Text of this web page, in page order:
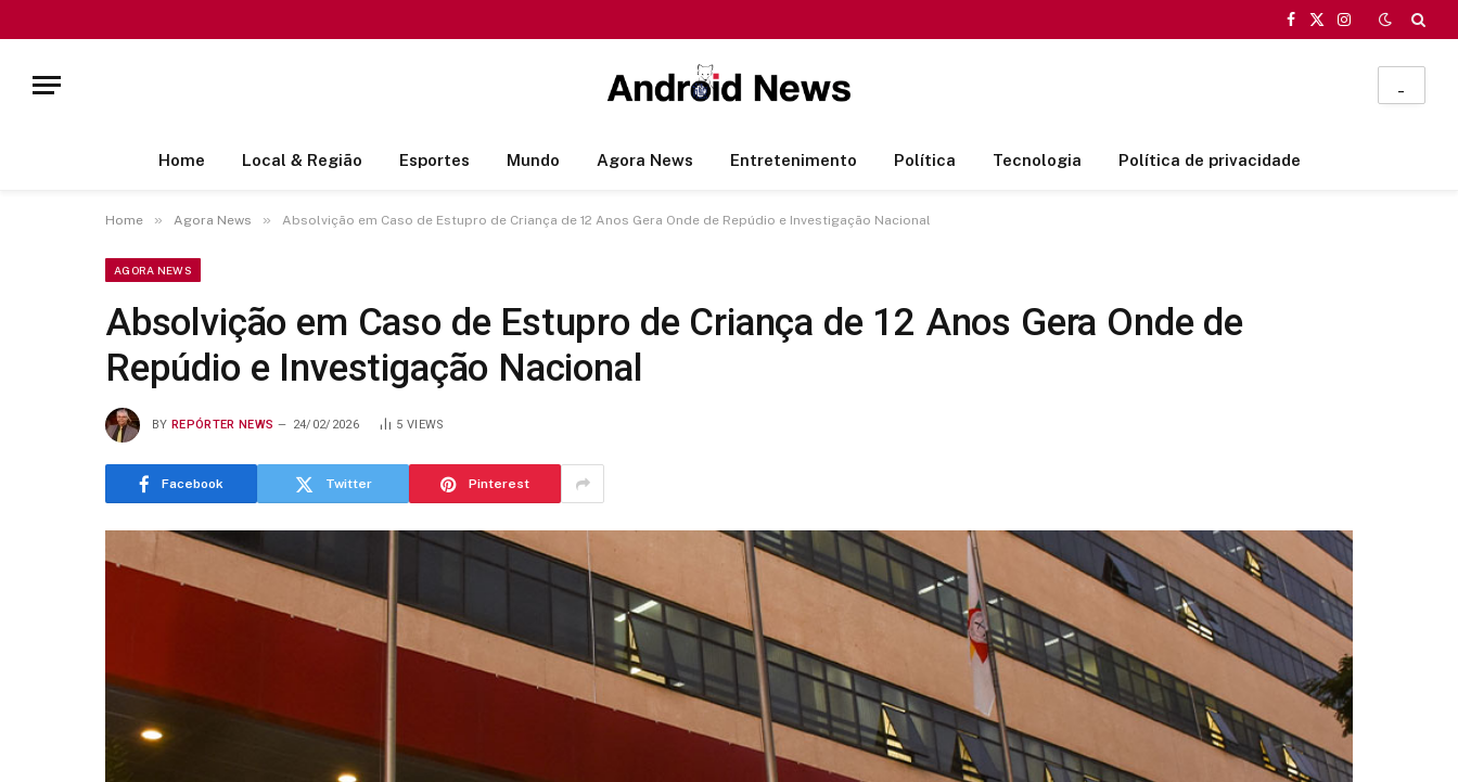
Facebook
X
Instagram
Home Local & Região Esportes Mundo Agora News Entretenimento Política Tecnologia Política de privacidade
Home » Agora News » Absolvição em Caso de Estupro de Criança de 12 Anos Gera Onde de Repúdio e Investigação Nacional
AGORA NEWS
Absolvição em Caso de Estupro de Criança de 12 Anos Gera Onde de
Repúdio e Investigação Nacional
BY REPÓRTER NEWS 24/02/2026 5 VIEWS
Facebook Twitter Pinterest